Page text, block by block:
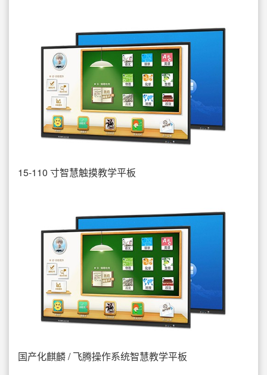
15-110 寸智慧触摸教学平板
国产化麒麟 / 飞腾操作系统智慧教学平板